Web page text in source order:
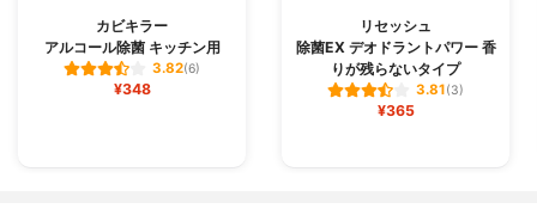
カビキラー
アルコール除菌 キッチン用
3.82(6)
¥348
リセッシュ
除菌EX デオドラントパワー 香
りが残らないタイプ
3.81(3)
¥365